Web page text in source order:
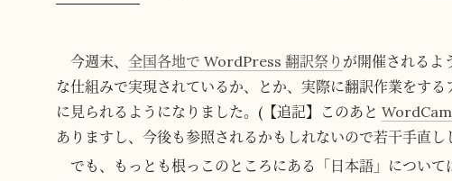
今週末、 全国各地で WordPress 翻訳祭り が開催されるよ
な仕組みで実現されているか、とか、実際に翻訳作業をす
に見られるようになりました。(【追記】このあと
ありますし、今後も参照されるかもしれないので若干手直し
でも、もっとも根っこのところにある「日本語」につい